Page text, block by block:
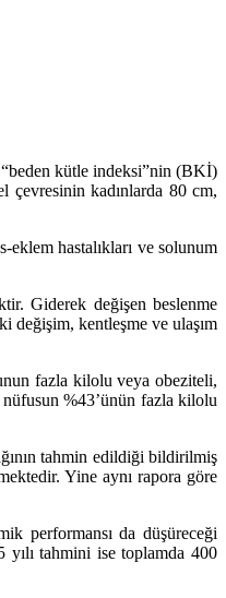
“beden kütle indeksi”nin (BKİ)
çevresinin kadınlarda 80 cm,
eklem hastalıkları ve solunum
Giderek değişen beslenme
değişim, kentleşme ve ulaşım
fazla kilolu veya obeziteli,
%43’ünün fazla kilolu
tahmin edildiği bildirilmiş
Yine aynı rapora göre
performansı da düşüreceği
yılı tahmini ise toplamda 400